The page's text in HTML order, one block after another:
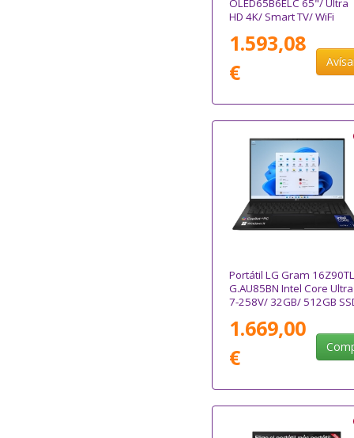
OLED65B6ELC 65"/ Ultra
HD 4K/ Smart TV/ WiFi
1.593,08
€
Portátil LG Gram
G.AU85BN Intel Core Ultra
7-258V/ 32GB/ 512GB
1.669,00
€